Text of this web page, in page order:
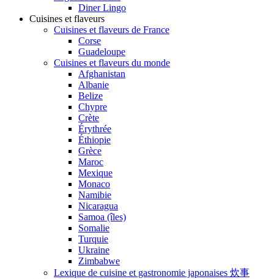
Diner Lingo
Cuisines et flaveurs
Cuisines et flaveurs de France
Corse
Guadeloupe
Cuisines et flaveurs du monde
Afghanistan
Albanie
Belize
Chypre
Crète
Érythrée
Éthiopie
Grèce
Maroc
Mexique
Monaco
Namibie
Nicaragua
Samoa (îles)
Somalie
Turquie
Ukraine
Zimbabwe
Lexique de cuisine et gastronomie japonaises 炊事